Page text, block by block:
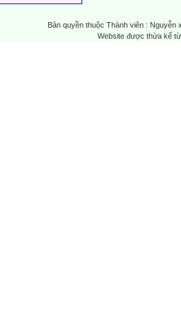
Bản quyền thuộc Thành viên :
Website được thừa kế